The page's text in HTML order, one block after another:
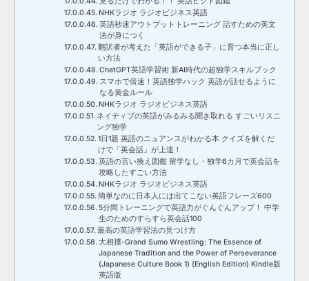
NHKラジオ ラジオビジネス英語
英語秒速アウトプットトレーニング 話すための英文
法が身につく
翻訳者が考えた「英語ができる子」に育つ本当に正し
い方法
ChatGPT英語学習術 新AI時代の超独学スキルブック
スマホで倍速！英語独学ハック 英語が話せるように
なる黄金ルール
NHKラジオ ラジオビジネス英語
ネイティブの英語がみるみる聞き取れる すごいリスニ
ング独学
1日1題 英語のニュアンスがわかる本 クイズを解くだ
けで「英会話」が上達！
英語の言い換え図鑑 留学なし・独学6カ月で英会話を
攻略したすごい方法
NHKラジオ ラジオビジネス英語
簡単なのに日本人には出てこない英語フレーズ600
5分間トレーニングで英語力がぐんぐんアップ！ 中学
生のためのすらすら英会話100
最高の英語学習法の見つけ方
大相撲-Grand Sumo Wrestling: The Essence of
Japanese Tradition and the Power of Perseverance
(Japanese Culture Book 1) (English Edition) Kindle版
英語版